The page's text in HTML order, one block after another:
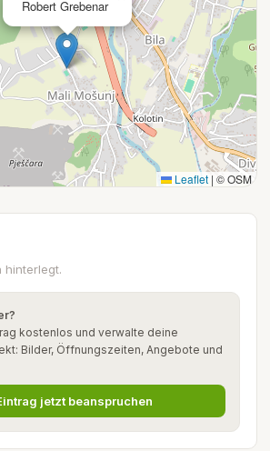
Robert Grebenar
Leaflet | © OSM
hinterlegt.
kostenlos und verwalte deine
Bilder, Öffnungszeiten, Angebote und
jetzt beanspruchen